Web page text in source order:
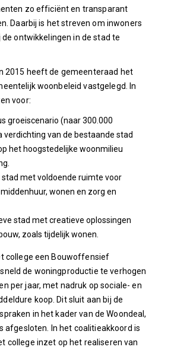
zo efficiënt en transparant
Daarbij is het streven om inwoners
ontwikkelingen in de stad te
2015 heeft de gemeenteraad het
woonbeleid vastgelegd. In
voor:
groeiscenario (naar 300.000
verdichting van de bestaande stad
het hoogstedelijke woonmilieu
stad met voldoende ruimte voor
wonen en zorg en
stad met creatieve oplossingen
zoals tijdelijk wonen.
college een Bouwoffensief
de woningproductie te verhogen
per jaar, met nadruk op sociale- en
koop. Dit sluit aan bij de
in het kader van de Woondeal,
afgesloten. In het coalitieakkoord is
college inzet op het realiseren van